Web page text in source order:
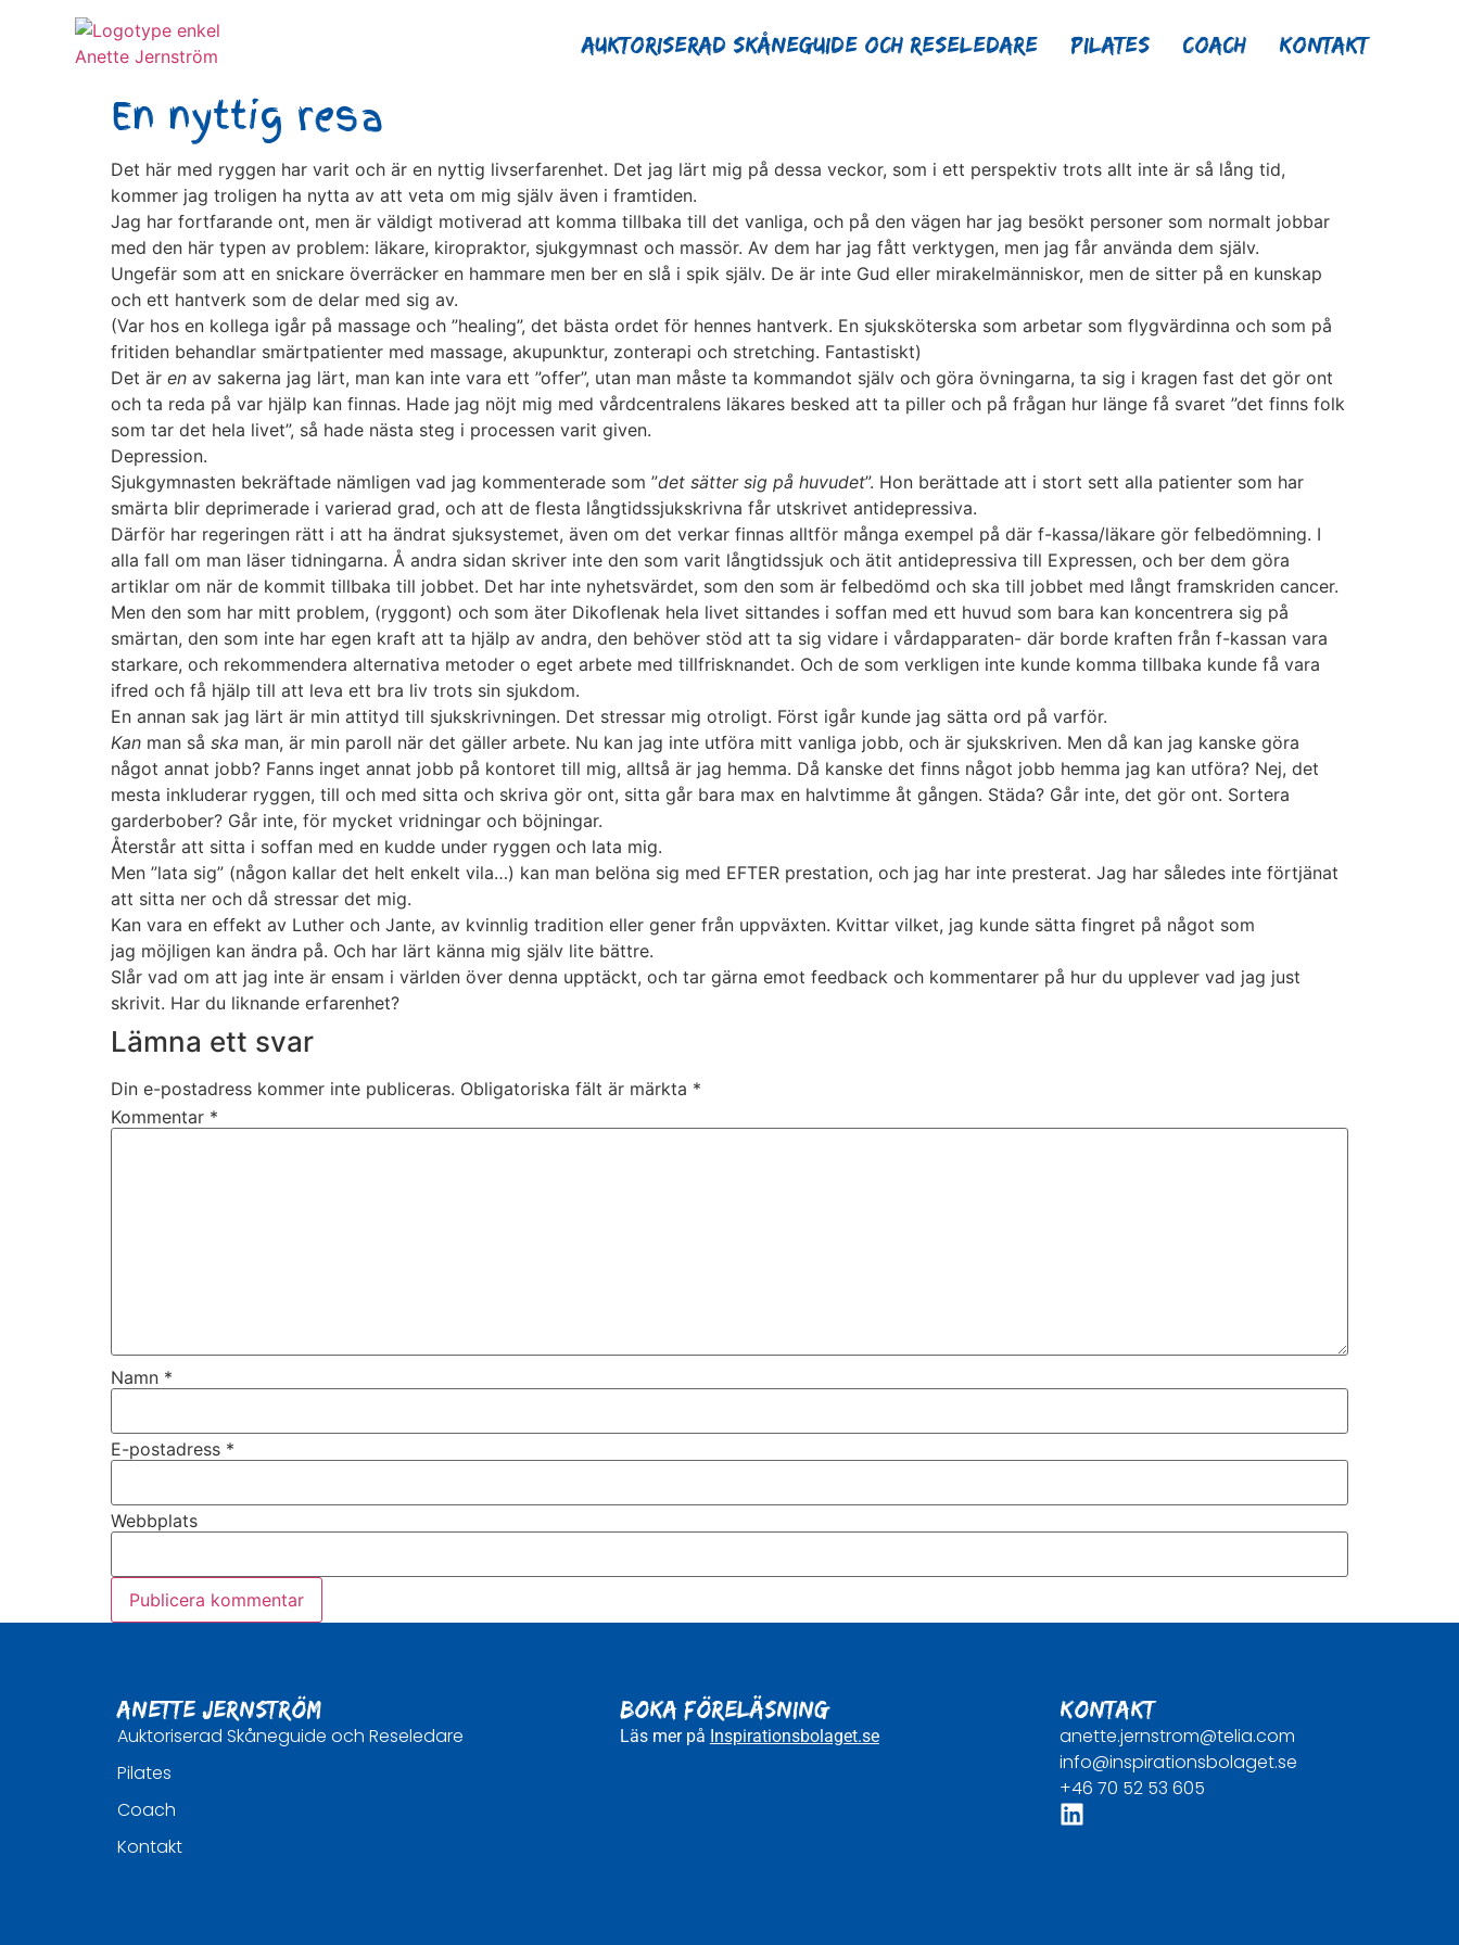
Auktoriserad Skåneguide och Reseledare Pilates Coach Kontakt
En nyttig resa
Det här med ryggen har varit och är en nyttig livserfarenhet. Det jag lärt mig på dessa veckor, som i ett perspektiv trots allt inte är så lång tid,
kommer jag troligen ha nytta av att veta om mig själv även i framtiden.
Jag har fortfarande ont, men är väldigt motiverad att komma tillbaka till det vanliga, och på den vägen har jag besökt personer som normalt jobbar
med den här typen av problem: läkare, kiropraktor, sjukgymnast och massör. Av dem har jag fått verktygen, men jag får använda dem själv.
Ungefär som att en snickare överräcker en hammare men ber en slå i spik själv. De är inte Gud eller mirakelmänniskor, men de sitter på en kunskap
och ett hantverk som de delar med sig av.
(Var hos en kollega igår på massage och ”healing”, det bästa ordet för hennes hantverk. En sjuksköterska som arbetar som flygvärdinna och som på
fritiden behandlar smärtpatienter med massage, akupunktur, zonterapi och stretching. Fantastiskt)
Det är en av sakerna jag lärt, man kan inte vara ett ”offer”, utan man måste ta kommandot själv och göra övningarna, ta sig i kragen fast det gör ont
och ta reda på var hjälp kan finnas. Hade jag nöjt mig med vårdcentralens läkares besked att ta piller och på frågan hur länge få svaret ”det finns folk
som tar det hela livet”, så hade nästa steg i processen varit given.
Depression.
Sjukgymnasten bekräftade nämligen vad jag kommenterade som ”det sätter sig på huvudet”. Hon berättade att i stort sett alla patienter som har
smärta blir deprimerade i varierad grad, och att de flesta långtidssjukskrivna får utskrivet antidepressiva.
Därför har regeringen rätt i att ha ändrat sjuksystemet, även om det verkar finnas alltför många exempel på där f-kassa/läkare gör felbedömning. I
alla fall om man läser tidningarna. Å andra sidan skriver inte den som varit långtidssjuk och ätit antidepressiva till Expressen, och ber dem göra
artiklar om när de kommit tillbaka till jobbet. Det har inte nyhetsvärdet, som den som är felbedömd och ska till jobbet med långt framskriden cancer.
Men den som har mitt problem, (ryggont) och som äter Dikoflenak hela livet sittandes i soffan med ett huvud som bara kan koncentrera sig på
smärtan, den som inte har egen kraft att ta hjälp av andra, den behöver stöd att ta sig vidare i vårdapparaten- där borde kraften från f-kassan vara
starkare, och rekommendera alternativa metoder o eget arbete med tillfrisknandet. Och de som verkligen inte kunde komma tillbaka kunde få vara
ifred och få hjälp till att leva ett bra liv trots sin sjukdom.
En annan sak jag lärt är min attityd till sjukskrivningen. Det stressar mig otroligt. Först igår kunde jag sätta ord på varför.
Kan man så ska man, är min paroll när det gäller arbete. Nu kan jag inte utföra mitt vanliga jobb, och är sjukskriven. Men då kan jag kanske göra
något annat jobb? Fanns inget annat jobb på kontoret till mig, alltså är jag hemma. Då kanske det finns något jobb hemma jag kan utföra? Nej, det
mesta inkluderar ryggen, till och med sitta och skriva gör ont, sitta går bara max en halvtimme åt gången. Städa? Går inte, det gör ont. Sortera
garderbober? Går inte, för mycket vridningar och böjningar.
Återstår att sitta i soffan med en kudde under ryggen och lata mig.
Men ”lata sig” (någon kallar det helt enkelt vila…) kan man belöna sig med EFTER prestation, och jag har inte presterat. Jag har således inte förtjänat
att sitta ner och då stressar det mig.
Kan vara en effekt av Luther och Jante, av kvinnlig tradition eller gener från uppväxten. Kvittar vilket, jag kunde sätta fingret på något som
jag möjligen kan ändra på. Och har lärt känna mig själv lite bättre.
Slår vad om att jag inte är ensam i världen över denna upptäckt, och tar gärna emot feedback och kommentarer på hur du upplever vad jag just
skrivit. Har du liknande erfarenhet?
Lämna ett svar
Din e-postadress kommer inte publiceras. Obligatoriska fält är märkta *
Kommentar *
Namn *
E-postadress *
Webbplats
Anette Jernström
Auktoriserad Skåneguide och Reseledare
Pilates
Coach
Kontakt
BOKA FÖRELÄSNING
Läs mer på Inspirationsbolaget.se
KONTAKT
anette.jernstrom@telia.com
info@inspirationsbolaget.se
+46 70 52 53 605